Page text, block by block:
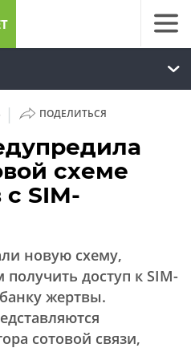
| ПОДЕЛИТЬСЯ
схеме
SIM-
новую схему,
получить доступ к SIM-
жертвы.
сотовой связи,